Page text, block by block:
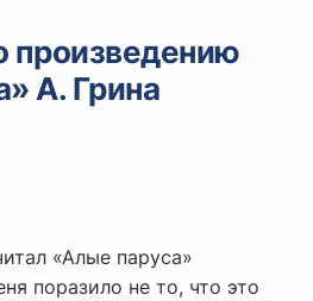
произведению
А. Грина
«Алые паруса»
поразило не то, что это